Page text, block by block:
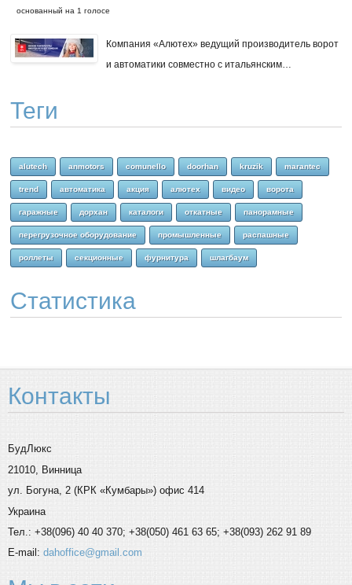
основанный на 1 голосе
Компания «Алютех» ведущий производитель ворот
и автоматики совместно с итальянским…
Теги
alutech anmotors comunello doorhan kruzik marantec
trend автоматика акция алютех видео ворота
гаражные дорхан каталоги откатные панорамные
перегрузочное оборудование промышленные распашные
роллеты секционные фурнитура шлагбаум
Статистика
Контакты
БудЛюкс
21010, Винница
ул. Богуна, 2 (КРК «Кумбары») офис 414
Украина
Тел.: +38(096) 40 40 370; +38(050) 461 63 65; +38(093) 262 91 89
E-mail: dahoffice@gmail.com